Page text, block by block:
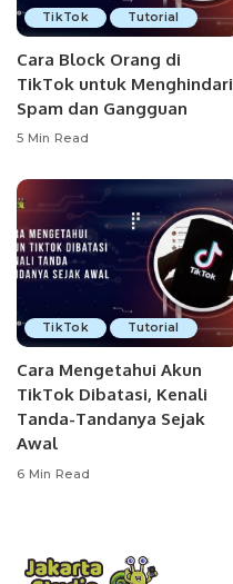
TikTok Tutorial
Cara Block Orang di
TikTok untuk Menghindari
Spam dan Gangguan
5 Min Read
TikTok Tutorial
Cara Mengetahui Akun
TikTok Dibatasi, Kenali
Tanda-Tandanya Sejak
Awal
6 Min Read